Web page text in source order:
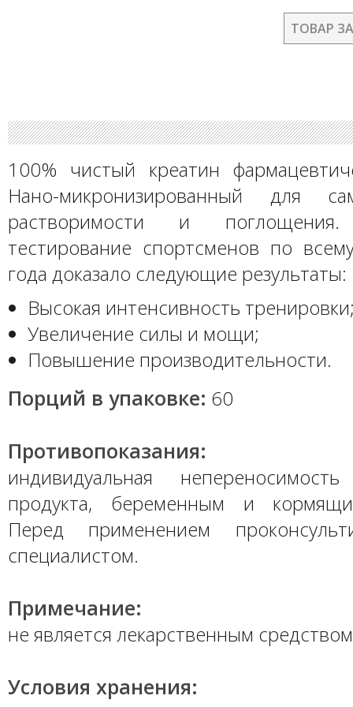
ТОВАР
100% чистый креатин
Нано-микронизированный для
растворимости и
тестирование спортсменов по
года доказало следующие результаты:
Высокая интенсивность
Увеличение силы и мощи;
Повышение производительности.
Порций в упаковке: 60
Противопоказания:
индивидуальная
продукта, беременным и
Перед применением
специалистом.
Примечание:
не является лекарственным
Условия хранения: